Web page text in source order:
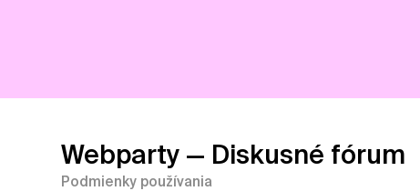
Webparty — Diskusné fórum
Podmienky používania